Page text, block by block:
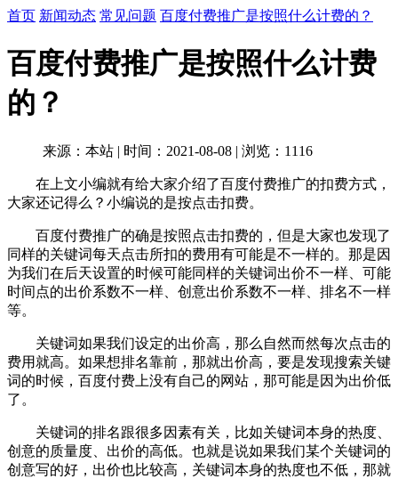
首页 新闻动态 常见问题 百度付费推广是按照什么计费的？
百度付费推广是按照什么计费
的？
来源：本站 | 时间：2021-08-08 | 浏览：1116
在上文小编就有给大家介绍了百度付费推广的扣费方式，
大家还记得么？小编说的是按点击扣费。
百度付费推广的确是按照点击扣费的，但是大家也发现了
同样的关键词每天点击所扣的费用有可能是不一样的。那是因
为我们在后天设置的时候可能同样的关键词出价不一样、可能
时间点的出价系数不一样、创意出价系数不一样、排名不一样
等。
关键词如果我们设定的出价高，那么自然而然每次点击的
费用就高。如果想排名靠前，那就出价高，要是发现搜索关键
词的时候，百度付费上没有自己的网站，那可能是因为出价低
了。
关键词的排名跟很多因素有关，比如关键词本身的热度、
创意的质量度、出价的高低。也就是说如果我们某个关键词的
创意写的好，出价也比较高，关键词本身的热度也不低，那就